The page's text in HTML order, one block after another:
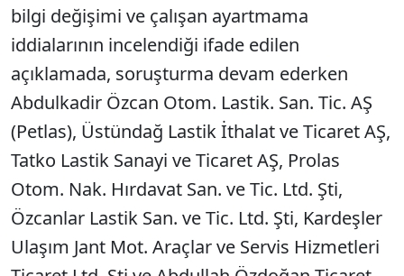
bilgi değişimi ve çalışan ayartmama
iddialarının incelendiği ifade edilen
açıklamada, soruşturma devam ederken
Abdulkadir Özcan Otom. Lastik. San. Tic. AŞ
(Petlas), Üstündağ Lastik İthalat ve Ticaret AŞ,
Tatko Lastik Sanayi ve Ticaret AŞ, Prolas
Otom. Nak. Hırdavat San. ve Tic. Ltd. Şti,
Özcanlar Lastik San. ve Tic. Ltd. Şti, Kardeşler
Ulaşım Jant Mot. Araçlar ve Servis Hizmetleri